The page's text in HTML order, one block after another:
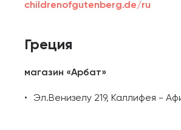
childrenofgutenberg.de/ru
Греция
магазин «Арбат»
Эл.Венизелу 219, Каллифея -